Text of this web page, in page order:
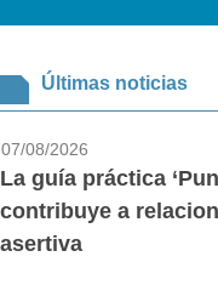
Últimas noticias
07/08/2026
La guía práctica
contribuye a
asertiva